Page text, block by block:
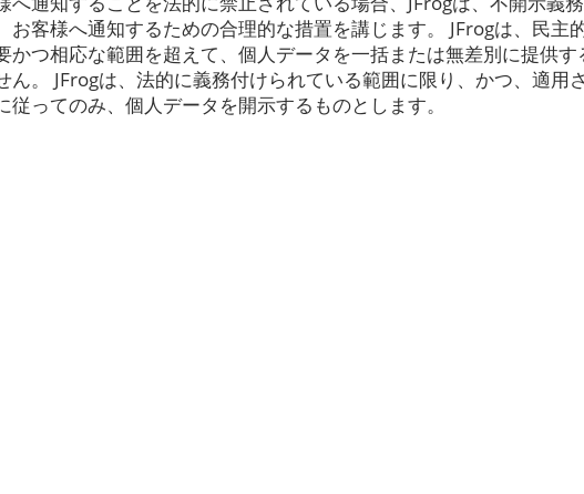
お客様へ通知するための合理的な措置を講じます。 JFrogは、民主
かつ相応な範囲を超えて、個人データを一括または無差別に提供す
ん。 JFrogは、法的に義務付けられている範囲に限り、かつ、適用
従ってのみ、個人データを開示するものとします。